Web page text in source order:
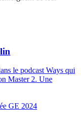
le podcast Ways qui
Master 2. Une